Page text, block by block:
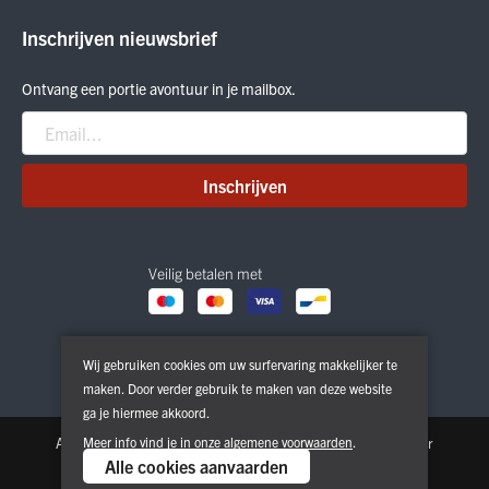
Smartwool
Nitro
Peak Performance
Patagonia
Veilig betalen met
Inschrijven nieuwsbrief
Ontvang een portie avontuur in je mailbox.
Inschrijven
Algemene voorwaarden Privacy & Cookie Policy Disclaimer
Copyright © 2026. All Rights Reserved | Powered by
Wij gebruiken cookies om uw surfervaring makkelijker te
maken. Door verder gebruik te maken van deze website
ga je hiermee akkoord.
Meer info vind je in onze algemene voorwaarden.
Alle cookies aanvaarden